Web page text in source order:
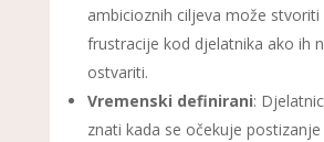
ambicioznih ciljeva može
frustracije kod djelatnika ako ih
ostvariti.
Vremenski definirani:
znati kada se očekuje postizanje